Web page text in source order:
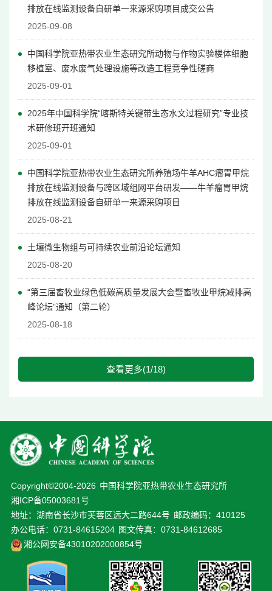
排放在线监测设备自研单一来源采购项目成交公告
2025-09-08
中国科学院亚热带农业生态研究所动物与作物实验楼体细胞
移植室、废水废气处理设施等改造工程竞争性磋商
2025-09-01
2025年中国科学院“喀斯特关键带生态水文过程研究”专业技
术研修班开班通知
2025-09-01
中国科学院亚热带农业生态研究所养殖场牛羊AHC瘤胃甲烷
排放在线监测设备与跨区域组网平台研发——牛羊瘤胃甲烷
排放在线监测设备自研单一来源采购项目
2025-08-21
土壤微生物组与可持续农业前沿论坛通知
2025-08-20
“第三届畜牧业绿色低碳高质量发展大会暨畜牧业甲烷减排高
峰论坛”通知（第二轮）
2025-08-18
查看更多(1/18)
Copyright©2004-2026 中国科学院亚热带农业生态研究所
湘ICP备05003681号
地址：湖南省长沙市芙蓉区远大二路644号 邮政编码：410125
办公电话：0731-84615204 图文传真：0731-84612685
湘公网安备43010202000854号